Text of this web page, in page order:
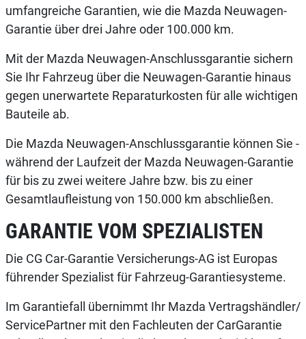
umfang­reiche Garantien, wie die Mazda Neuwagen-
Garantie über drei Jahre oder 100.000 km.
Mit der Mazda Neuwagen-Anschlussgarantie sichern
Sie Ihr ­Fahrzeug über die Neuwagen-Garantie hinaus
gegen ­unerwartete Reparaturkosten für alle wichtigen
Bauteile ab.
Die Mazda Neuwagen-Anschlussgarantie können Sie ­
während der Laufzeit der Mazda Neuwagen-Garantie
für bis zu zwei ­weitere Jahre bzw. bis zu einer
Gesamtlaufleistung von 150.000 km abschließen.
GARANTIE VOM SPEZIALISTEN
Die CG Car-Garantie Versicherungs-AG ist Europas
führender Spezialist für Fahrzeug-Garantiesysteme.
Im Garantiefall übernimmt Ihr Mazda Vertragshändler/
ServicePartner mit den Fachleuten der CarGarantie